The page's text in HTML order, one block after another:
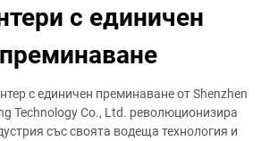
с единичен
преминаване
с единичен преминаване от Shenzhen
Technology Co., Ltd. революционизира
със своята водеща технология и